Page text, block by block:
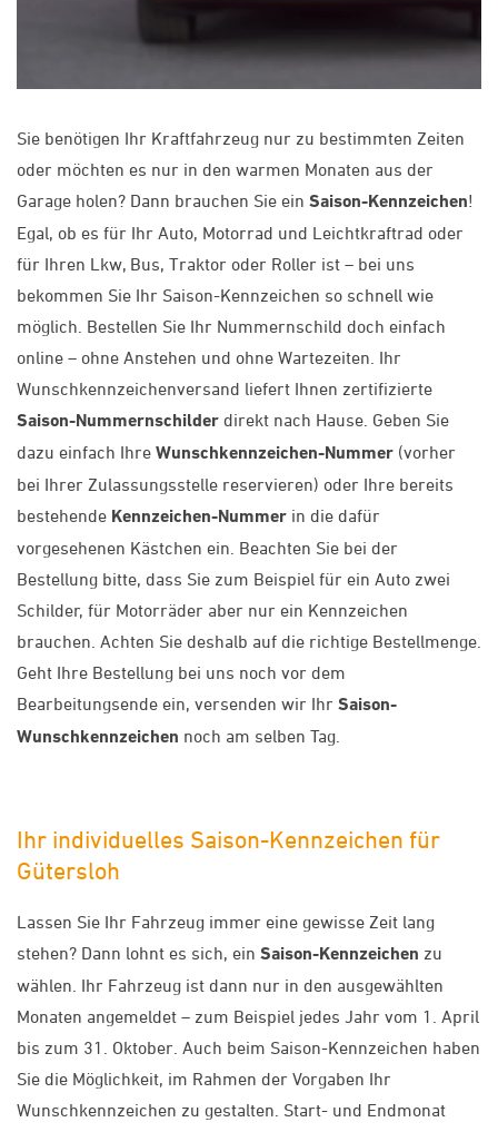
Sie benötigen Ihr Kraftfahrzeug nur zu bestimmten Zeiten
oder möchten es nur in den warmen Monaten aus der
Garage holen? Dann brauchen Sie ein Saison-Kennzeichen!
Egal, ob es für Ihr Auto, Motorrad und Leichtkraftrad oder
für Ihren Lkw, Bus, Traktor oder Roller ist – bei uns
bekommen Sie Ihr Saison-Kennzeichen so schnell wie
möglich. Bestellen Sie Ihr Nummernschild doch einfach
online – ohne Anstehen und ohne Wartezeiten. Ihr
Wunschkennzeichenversand liefert Ihnen zertifizierte
Saison-Nummernschilder direkt nach Hause. Geben Sie
dazu einfach Ihre Wunschkennzeichen-Nummer (vorher
bei Ihrer Zulassungsstelle reservieren) oder Ihre bereits
bestehende Kennzeichen-Nummer in die dafür
vorgesehenen Kästchen ein. Beachten Sie bei der
Bestellung bitte, dass Sie zum Beispiel für ein Auto zwei
Schilder, für Motorräder aber nur ein Kennzeichen
brauchen. Achten Sie deshalb auf die richtige Bestellmenge.
Geht Ihre Bestellung bei uns noch vor dem
Bearbeitungsende ein, versenden wir Ihr Saison-
Wunschkennzeichen noch am selben Tag.
Ihr individuelles Saison-Kennzeichen für
Gütersloh
Lassen Sie Ihr Fahrzeug immer eine gewisse Zeit lang
stehen? Dann lohnt es sich, ein Saison-Kennzeichen zu
wählen. Ihr Fahrzeug ist dann nur in den ausgewählten
Monaten angemeldet – zum Beispiel jedes Jahr vom 1. April
bis zum 31. Oktober. Auch beim Saison-Kennzeichen haben
Sie die Möglichkeit, im Rahmen der Vorgaben Ihr
Wunschkennzeichen zu gestalten. Start- und Endmonat